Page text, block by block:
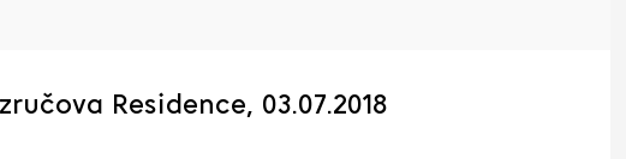
Residence, 03.07.2018